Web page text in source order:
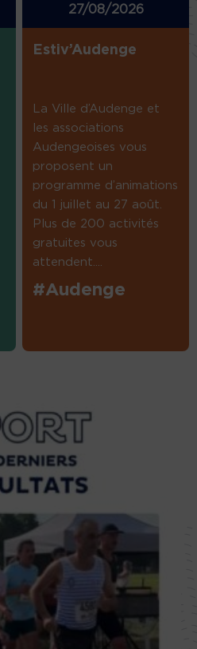
27/08/2026
Estiv’Audenge
La Ville d’Audenge et
les associations
Audengeoises vous
proposent un
programme d’animations
du 1 juillet au 27 août.
Plus de 200 activités
gratuites vous
attendent....
#Audenge